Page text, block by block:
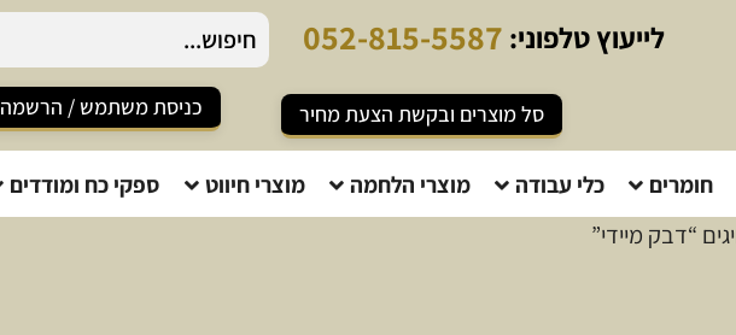
לייעוץטלפוני: 052-815-5587
סל מוצרים ובקשת הצעת מחיר כניסת משתמש / הרשמה
חומרים כלי עבודה מוצרי הלחמה מוצרי חיווט ספקי כח ומודדים
“דבק מיידי”